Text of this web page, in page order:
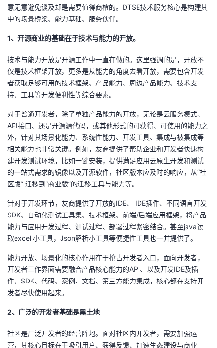
意无意避免谈及却是需要值得商榷的。 DTSE技术服务核心是构建其
中的场景桥梁、能力基础、服务伙伴。
1、开源商业的基础在于技术与能力的开放。
技术与能力开放是开源工作中一直在做的。这里强调的是，开放不
仅是技术框架开放，更多是从能力的角度去看开放，需要包含开发
者获取足够可用的技术框架、产品能力、周边产品能力、技术支
持、工具等开发便利性等综合要素。
对于普通开发者，除了单独产品能力的开放，无论是云服务模式、
API接口、还是开源源代码，或其他形式的可获得、可使用的能力之
外，针对其场景化能力、系统性能力、开发工具、集成与被集成等
相关能力也非常关键。例如，友商提供了帮助企业和开发者快速构
建开发测试环境，比如一键安装，提供满足应用云原生开发和测试
的一站式需求的镜像以及开源软件，社区版本应及时的响应，从“社
区版” 迁移到“商业版”的迁移工具与能力等。
针对于开发环节，友商提供了开放的IDE、 IDE插件、不同语言开发
SDK、自动化测试工具集、技术框架、前端/后端应用框架，将产品
能力与应用开发过程、测试过程、部署过程紧密结合。甚至java读
取excel 小工具， Json解析小工具等便捷性工具也一并提供了。
能力开放、场景化的核心作用在于抢占开发者入口，面向开发者，
开发者工作界面需要融合产品核心能力的API、以及开发IDE及插
件、 SDK、代码、案例、文档、第三方能力集成，核心都在支持开
发者尽快使用起来。
2、广泛的开发者基础是黑土地
社区是广泛开发者的经营阵地。面对社区内开发者，需要加强运
营，其核心目标在于吸引用户、获得反馈、加速生态建设与商业